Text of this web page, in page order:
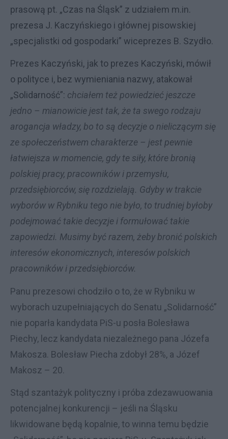
prasową pt. „Czas na Śląsk” z udziałem m.in.
prezesa J. Kaczyńskiego i głównej pisowskiej
„specjalistki od gospodarki” wiceprezes B. Szydło.
Prezes Kaczyński, jak to prezes Kaczyński, mówił
o polityce i, bez wymieniania nazwy, atakował
„Solidarność”: chciałem też powiedzieć jeszcze
jedno – mianowicie jest tak, że ta swego rodzaju
arogancja władzy, bo to są decyzje o nieliczącym się
ze społeczeństwem charakterze – jest pewnie
łatwiejsza w momencie, gdy te siły, które bronią
polskiej pracy, pracowników i przemysłu,
przedsiębiorców, się rozdzielają. Gdyby w trakcie
wyborów w Rybniku tego nie było, to trudniej byłoby
podejmować takie decyzje i formułować takie
zapowiedzi. Musimy być razem, żeby bronić polskich
interesów ekonomicznych, interesów polskich
pracowników i przedsiębiorców.
Panu prezesowi chodziło o to, że w Rybniku w
wyborach uzupełniających do Senatu „Solidarność”
nie poparła kandydata PiS-u posła Bolesława
Piechy, lecz kandydata niezależnego pana Józefa
Makosza. Bolesław Piecha zdobył 28%, a Józef
Makosz – 20.
Stąd szantażyk polityczny i próba zdezawuowania
potencjalnej konkurencji – jeśli na Śląsku
likwidowane będą kopalnie, to winna temu będzie